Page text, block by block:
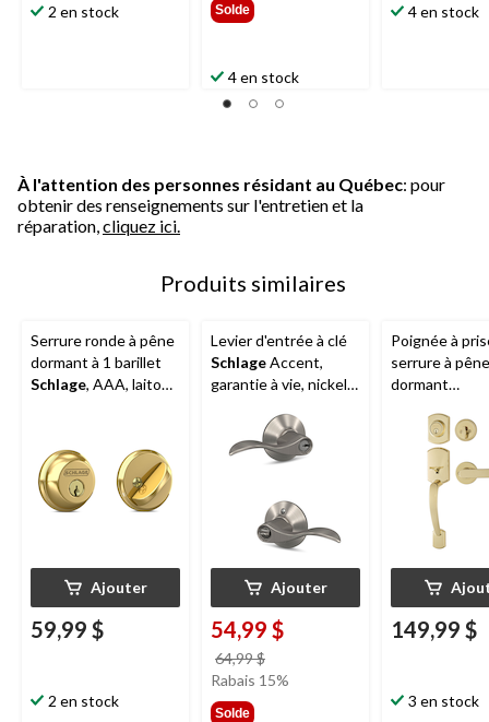
2 en stock Solde
4 en stock
4 en stock
À l'attention des personnes résidant au Québec: pour
obtenir des renseignements sur l'entretien et la
réparation, cliquez ici.
Produits similaires
Serrure ronde à pêne
dormant à 1 barillet
Schlage, AAA, laiton
Ajouter
59,99 $
2 en stock
Levier d'entrée à clé
SchlageAccent,
garantie à vie, nickel
Ajouter
54,99 $
64,99 $
était
Rabais 15%
Solde
Poignée à
serrure à pêne
dormant
Garrison
laiton poli
149,99 $
3 en stock